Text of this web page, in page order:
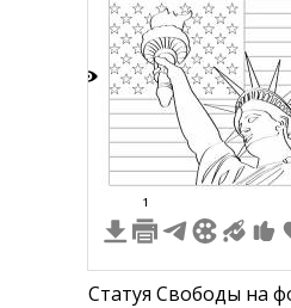
1
Статуя Свободы на